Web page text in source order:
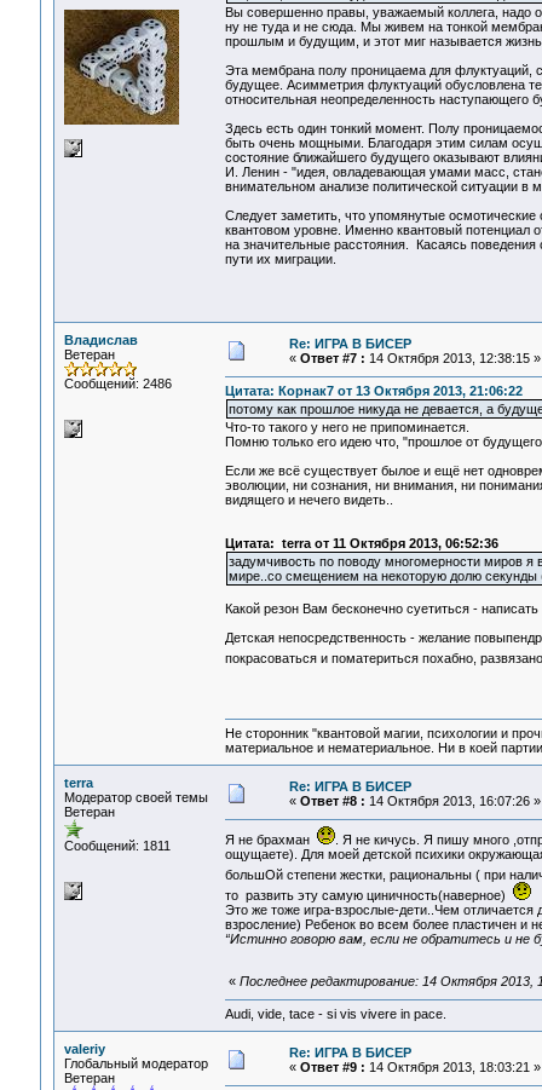
Вы совершенно правы, уважаемый коллега, надо
ну не туда и не сюда. Мы живем на тонкой
прошлым и будущим, и этот миг называется
Эта мембрана полу проницаема для флуктуаций,
будущее. Асимметрия флуктуаций обусловлена
относительная неопределенность наступающего
Здесь есть один тонкий момент. Полу
быть очень мощными. Благодаря этим силам
состояние ближайшего будущего оказывают
И. Ленин - "идея, овладевающая умами масс,
внимательном анализе политической ситуации в
Следует заметить, что упомянутые осмотические
квантовом уровне. Именно квантовый потенциал
на значительные расстояния. Касаясь
пути их миграции.
Владислав
Ветеран
Сообщений: 2486
Re: ИГРА В БИСЕР
« Ответ #7 : 14 Октября 2013, 12:38:15 »
Цитата: Корнак7 от 13 Октября 2013, 21:06:22
потому как прошлое никуда не девается, а
Что-то такого у него не припоминается.
Помню только его идею что, "прошлое от
Если же всё существует былое и ещё нет
эволюции, ни сознания, ни внимания, ни
видящего и нечего видеть..
Цитата: terra от 11 Октября 2013, 06:52:36
задумчивость по поводу многомерности миров
мире..со смещением на некоторую долю секунды
Какой резон Вам бесконечно суетиться -
Детская непосредственность - желание
покрасоваться и поматериться похабно,
Не сторонник "квантовой магии, психологии и
материальное и нематериальное. Ни в коей
terra
Модератор своей темы
Ветеран
Сообщений: 1811
Re: ИГРА В БИСЕР
« Ответ #8 : 14 Октября 2013, 16:07:26 »
Я не брахман
. Я не кичусь. Я пишу много
ощущаете). Для моей детской психики
большОй степени жестки, рациональны ( при
то развить эту самую циничность(наверное)
Это же тоже игра-взрослые-дети..Чем отличается
взросление) Ребенок во всем более пластичен и
“Истинно говорю вам, если не обратитесь и
« Последнее редактирование: 14 Октября 2013,
Audi, vide, tace - si vis vivere in pace.
valeriy
Глобальный модератор
Ветеран
Re: ИГРА В БИСЕР
« Ответ #9 : 14 Октября 2013, 18:03:21 »